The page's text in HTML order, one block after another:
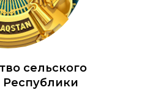
сельского
Республики